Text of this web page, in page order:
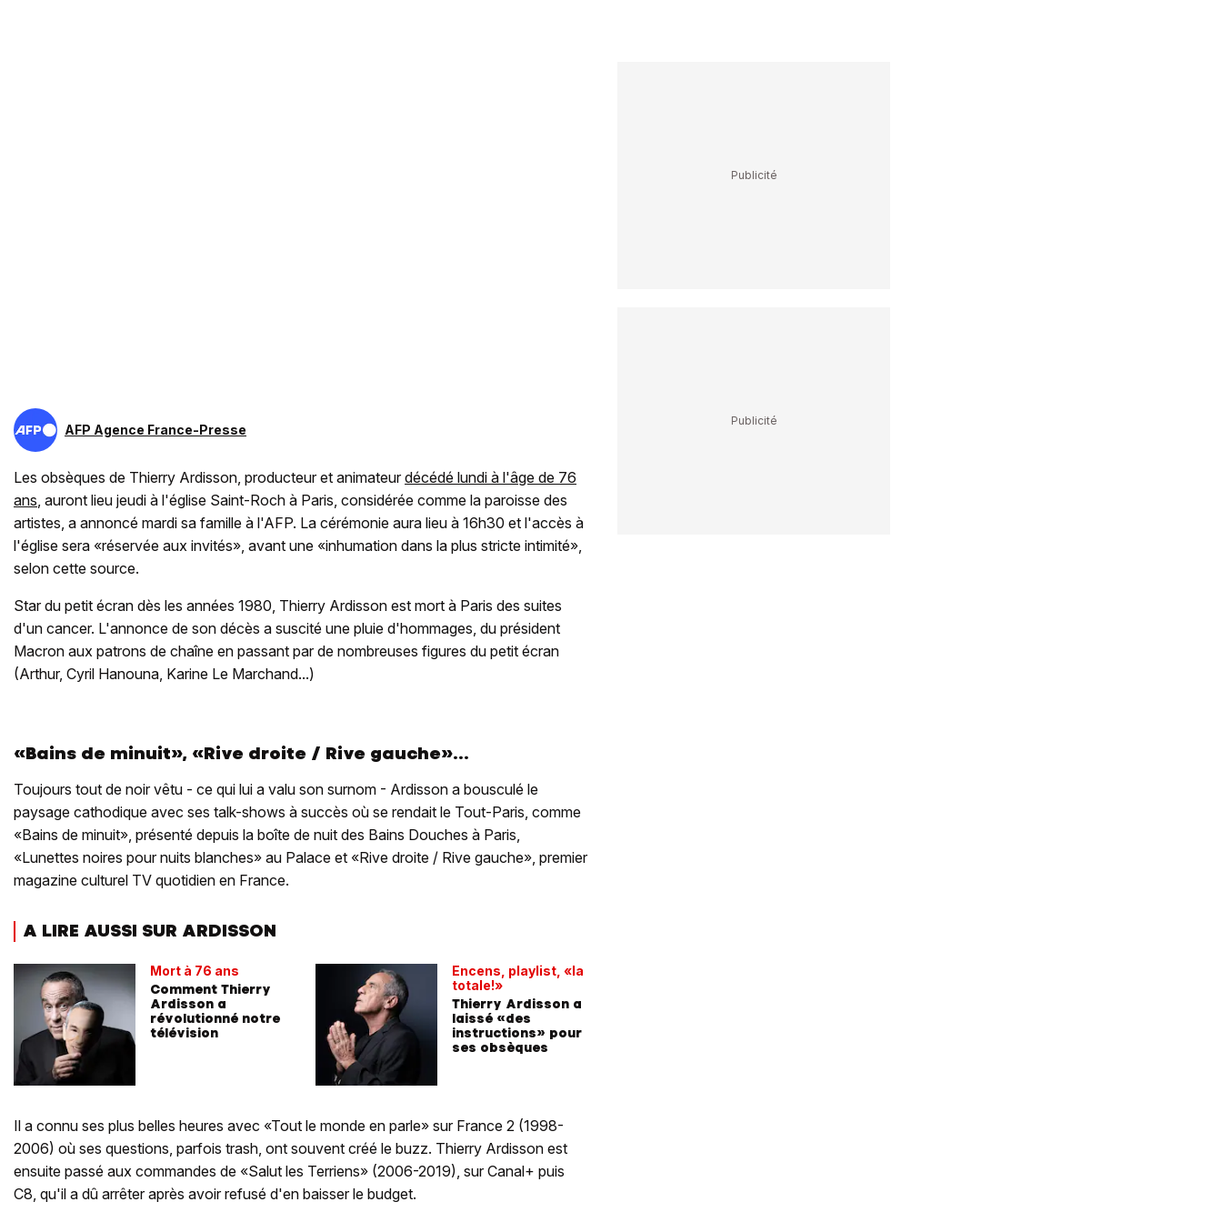
AFP Agence France-Presse
Les obsèques de Thierry Ardisson, producteur et animateur décédé lundi à l'âge de 76
ans, auront lieu jeudi à l'église Saint-Roch à Paris, considérée comme la paroisse des
artistes, a annoncé mardi sa famille à l'AFP. La cérémonie aura lieu à 16h30 et l'accès à
l'église sera «réservée aux invités», avant une «inhumation dans la plus stricte intimité»,
selon cette source.
Star du petit écran dès les années 1980, Thierry Ardisson est mort à Paris des suites
d'un cancer. L'annonce de son décès a suscité une pluie d'hommages, du président
Macron aux patrons de chaîne en passant par de nombreuses figures du petit écran
(Arthur, Cyril Hanouna, Karine Le Marchand...)
«Bains de minuit», «Rive droite / Rive gauche»...
Toujours tout de noir vêtu - ce qui lui a valu son surnom - Ardisson a bousculé le
paysage cathodique avec ses talk-shows à succès où se rendait le Tout-Paris, comme
«Bains de minuit», présenté depuis la boîte de nuit des Bains Douches à Paris,
«Lunettes noires pour nuits blanches» au Palace et «Rive droite / Rive gauche», premier
magazine culturel TV quotidien en France.
A LIRE AUSSI SUR ARDISSON
Mort à 76 ans
Comment Thierry
Ardisson a
révolutionné notre
télévision
Encens, playlist, «la
totale!»
Thierry Ardisson a
laissé «des
instructions» pour
ses obsèques
Il a connu ses plus belles heures avec «Tout le monde en parle» sur France 2 (1998-
2006) où ses questions, parfois trash, ont souvent créé le buzz. Thierry Ardisson est
ensuite passé aux commandes de «Salut les Terriens» (2006-2019), sur Canal+ puis
C8, qu'il a dû arrêter après avoir refusé d'en baisser le budget.